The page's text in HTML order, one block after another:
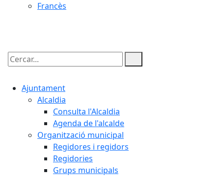
Francès
Cercar:
Ajuntament
Alcaldia
Consulta l'Alcaldia
Agenda de l'alcalde
Organització municipal
Regidores i regidors
Regidories
Grups municipals